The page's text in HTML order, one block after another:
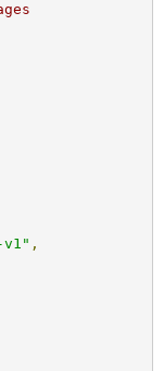
v1" ,